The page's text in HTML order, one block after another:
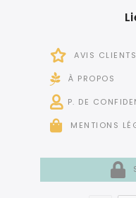
AVIS CLIENTS
À PROPOS
P. DE
MENTIONS